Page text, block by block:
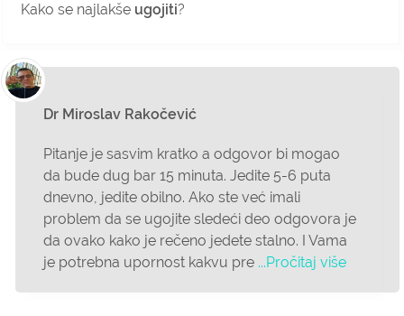
Kako se najlakše ugojiti?
Dr Miroslav Rakočević
Pitanje je sasvim kratko a odgovor bi mogao
da bude dug bar 15 minuta. Jedite 5-6 puta
dnevno, jedite obilno. Ako ste već imali
problem da se ugojite sledeći deo odgovora je
da ovako kako je rečeno jedete stalno. I Vama
je potrebna upornost kakvu pre ...Pročitaj više